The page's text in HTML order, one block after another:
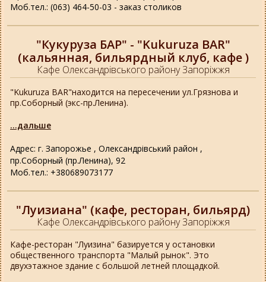
Моб.тел.: (063) 464-50-03 - заказ столиков
"Кукуруза БАР" - "Kukuruza BAR"
(кальянная, бильярдный клуб, кафе )
Кафе Олександрівського району Запоріжжя
Адрес: г. Запорожье , Олександрівський район ,
пр.Соборный (пр.Ленина), 92
Моб.тел.: +380689073177
"Kukuruza BAR"находится на пересечении ул.Грязнова и
пр.Соборный (экс-пр.Ленина).
...дальше
"Луизиана" (кафе, ресторан, бильярд)
Кафе Олександрівського району Запоріжжя
Кафе-ресторан "Луизина" базируется у остановки
общественного транспорта "Малый рынок". Это
двухэтажное здание с большой летней площадкой.